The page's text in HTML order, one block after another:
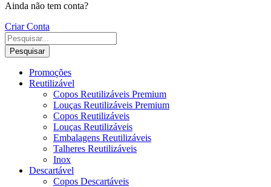
Ainda não tem conta?
Criar Conta
Pesquisar
Promoções
Reutilizável
Copos Reutilizáveis Premium
Louças Reutilizáveis Premium
Copos Reutilizáveis
Louças Reutilizáveis
Embalagens Reutilizáveis
Talheres Reutilizáveis
Inox
Descartável
Copos Descartáveis